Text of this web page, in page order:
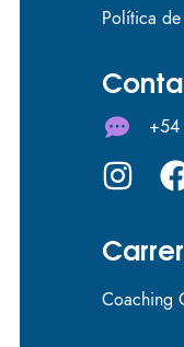
Política
+54
Coaching